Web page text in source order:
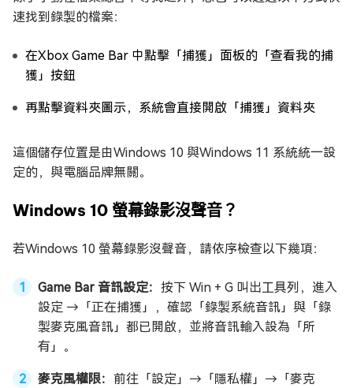
速找到錄製的檔案：
在Xbox Game Bar 中點擊「捕獲」面板的「查看我的捕
獲」按鈕
再點擊資料夾圖示，系統會直接開啟「捕獲」資料夾
這個儲存位置是由Windows 10 與Windows 11 系統統一設
定的，與電腦品牌無關。
Windows 10 螢幕錄影沒聲音？
若Windows 10 螢幕錄影沒聲音，請依序檢查以下幾項：
Game Bar 音訊設定： 按下 Win + G 叫出工具列，進入
設定 →「正在捕獲」，確認「錄製系統音訊」與「錄
製麥克風音訊」都已開啟，並將音訊輸入設為「所
有」。
麥克風權限： 前往「設定」→「隱私權」→「麥克